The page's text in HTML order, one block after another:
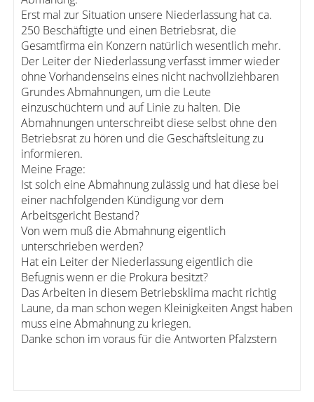
Erst mal zur Situation unsere Niederlassung hat ca.
250 Beschäftigte und einen Betriebsrat, die
Gesamtfirma ein Konzern natürlich wesentlich mehr.
Der Leiter der Niederlassung verfasst immer wieder
ohne Vorhandenseins eines nicht nachvollziehbaren
Grundes Abmahnungen, um die Leute
einzuschüchtern und auf Linie zu halten. Die
Abmahnungen unterschreibt diese selbst ohne den
Betriebsrat zu hören und die Geschäftsleitung zu
informieren.
Meine Frage:
Ist solch eine Abmahnung zulässig und hat diese bei
einer nachfolgenden Kündigung vor dem
Arbeitsgericht Bestand?
Von wem muß die Abmahnung eigentlich
unterschrieben werden?
Hat ein Leiter der Niederlassung eigentlich die
Befugnis wenn er die Prokura besitzt?
Das Arbeiten in diesem Betriebsklima macht richtig
Laune, da man schon wegen Kleinigkeiten Angst haben
muss eine Abmahnung zu kriegen.
Danke schon im voraus für die Antworten Pfalzstern